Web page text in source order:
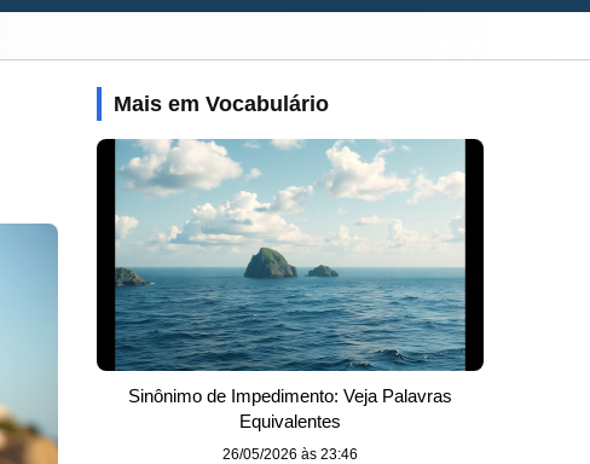
Mais em Vocabulário
Sinônimo de Impedimento: Veja Palavras
Equivalentes
26/05/2026 às 23:46